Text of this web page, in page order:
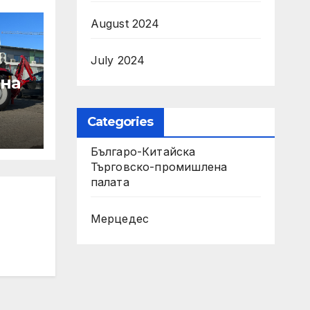
August 2024
July 2024
Categories
Българо-Китайска
Търговско-промишлена
палaта
Мерцедес